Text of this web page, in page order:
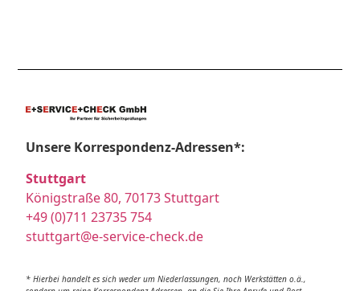
Unsere Korrespondenz-Adressen*:
Stuttgart
Königstraße 80, 70173 Stuttgart
+49 (0)711 23735 754
stuttgart@e-service-check.de
* Hierbei handelt es sich weder um Niederlassungen, noch Werkstätten o.ä.,